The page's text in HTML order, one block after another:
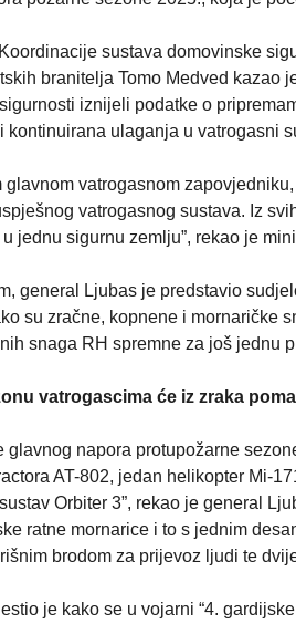
sustava domovinske
branitelja Tomo Medved kazao
iznijeli podatke o
kontinuirana ulaganja u vatrogasni
glavnom vatrogasnom
vatrogasnog sustava. Iz
jednu sigurnu zemlju”, rekao je
general Ljubas je predstavio
su zračne, kopnene i mornaričke
snaga RH spremne za još jednu
vatrogascima će iz zraka
glavnog napora protupožarne
AT-802, jedan helikopter Mi-
Orbiter 3”, rekao je general
ratne mornarice i to s jednim
brodom za prijevoz ljudi te
je kako se u vojarni “4.